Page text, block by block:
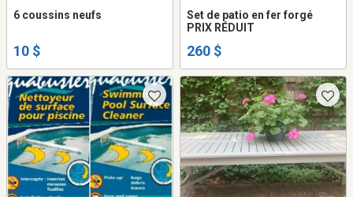
6 coussins neufs
10 $
Set de patio en fer forgé
PRIX RÉDUIT
260 $